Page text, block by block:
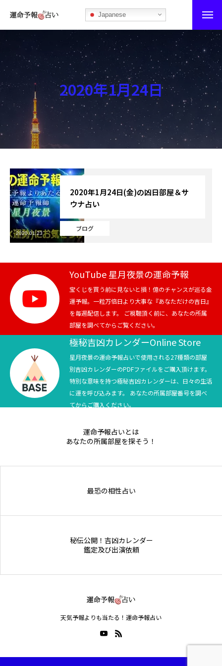
Japanese
運命予報占い
運命予報占いとは
あなたの所属部屋を探そう！
最恐の相性占い
秘伝公開！吉凶カレンダー
記事カテゴリー
ブログ
お知らせ
芸能界
テニス
スポーツ
競馬
テニス四大大会・五輪
テニス四大大会・五輪
2020年1月24日
ブログ
2020年1月24日(金)の凶日部屋＆サ
ウナ占い
2020.01.23
YouTube 星月夜景の運命予報
宝くじを買う前に見ないと損！億のチャンスが巡る金
運予報。一粒万倍日より大事な『あなただけの吉日』
を毎週配信します。 ご視聴頂く前に、あなたの所属
部屋を調べてからご覧ください。
極秘吉凶カレンダーOnline Store
星月夜景の運命予報占いで使用される27種類の部屋
別吉凶カレンダーのPDFファイルをご購入頂けます。
特別な意味を持つ極秘吉凶カレンダーは、日々の生活
に運を呼び込みます。 あなたの所属部屋番号を調べ
てからご購入ください。
運命予報占いとは
あなたの所属部屋を探そう！
最恐の相性占い
秘伝公開！吉凶カレンダー
鑑定及び出演依頼
天気予報よりも当たる！運命予報占い